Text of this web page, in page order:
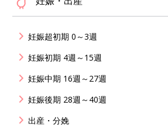
妊娠超初期 0～3週
妊娠初期 4週～15週
妊娠中期 16週～27週
妊娠後期 28週～40週
出産・分娩